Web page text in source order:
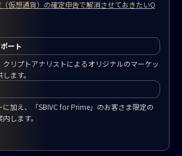
仮想通貨）の確定申告で解消させておきたいQ
ート
クリプトアナリストによるオリジナルのマーケッ
ます。
に加え、「SBIVC for Prime」のお客さま限定の
します。